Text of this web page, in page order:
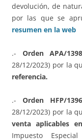
devolución, de
por las que se
resumen en la web
.- Orden APA/
28/12/2023) por la
referencia.
.- Orden HFP/
28/12/2023) por la
venta aplicables
Impuesto